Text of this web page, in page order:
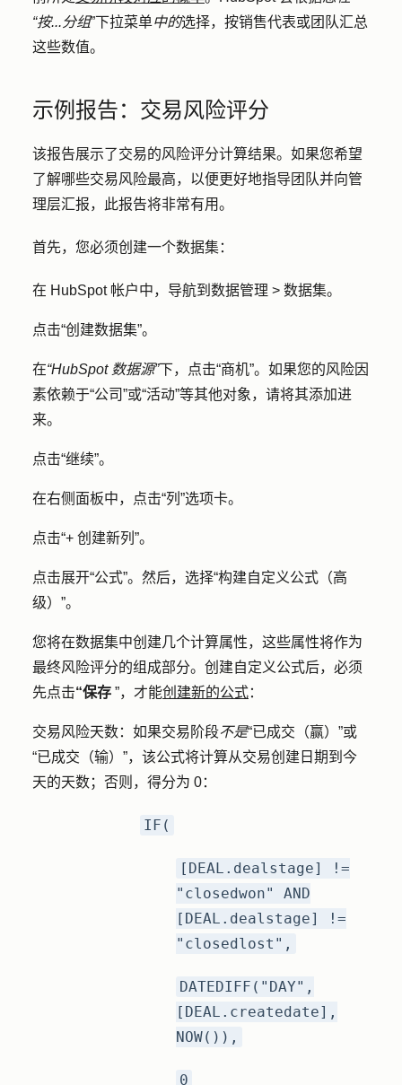
“按...分组”下拉菜单中的选择，按销售代表或团队汇总
这些数值。
示例报告：交易风险评分
该报告展示了交易的风险评分计算结果。如果您希望
了解哪些交易风险最高，以便更好地指导团队并向管
理层汇报，此报告将非常有用。
首先，您必须创建一个数据集：
在 HubSpot 帐户中，导航到 数据管理 > 数据集。
点击“创建数据集”。
在“HubSpot 数据源”下，点击“商机”。如果您的风险因
素依赖于“公司”或“活动”等其他对象，请将其添加进
来。
点击“继续”。
在右侧面板中，点击“列 ”选项卡。
点击“+ 创建新列 ”。
点击展开“公式”。然后，选择“构建自定义公式（高
级） ”。
您将在数据集中创建几个计算属性，这些属性将作为
最终风险评分的组成部分。创建自定义公式后，必须
先点击“保存 ”，才能创建新的公式：
交易风险天数： 如果交易阶段不是“已成交（赢）”或
“已成交（输）”，该公式将计算从交易创建日期到今
天的天数；否则，得分为 0：
IF(
[DEAL.dealstage] !=
"closedwon" AND
[DEAL.dealstage] !=
"closedlost",
DATEDIFF("DAY",
[DEAL.createdate],
NOW()),
0